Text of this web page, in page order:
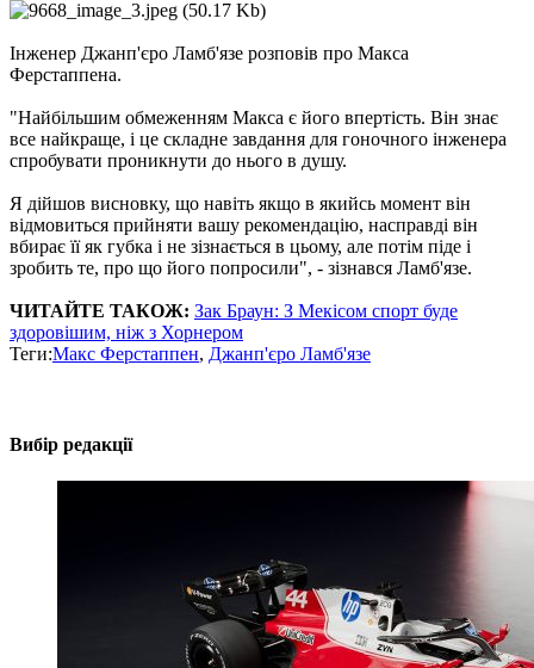
Інженер Джанп'єро Ламб'язе розповів про Макса
Ферстаппена.
"Найбільшим обмеженням Макса є його впертість. Він знає
все найкраще, і це складне завдання для гоночного інженера
спробувати проникнути до нього в душу.
Я дійшов висновку, що навіть якщо в якийсь момент він
відмовиться прийняти вашу рекомендацію, насправді він
вбирає її як губка і не зізнається в цьому, але потім піде і
зробить те, про що його попросили", - зізнався Ламб'язе.
ЧИТАЙТЕ ТАКОЖ: Зак Браун: З Мекісом спорт буде
здоровішим, ніж з Хорнером
Теги:Макс Ферстаппен, Джанп'єро Ламб'язе
Вибір редакції